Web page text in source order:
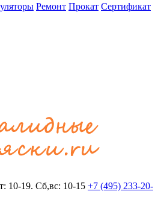
Ремонт Прокат Сертификат
10-19. Сб,вс: 10-15 +7 (495) 233-20-